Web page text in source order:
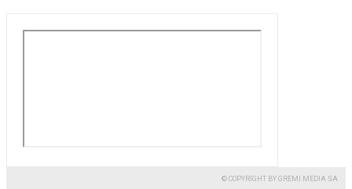
© COPYRIGHT BY GREMI MEDIA SA